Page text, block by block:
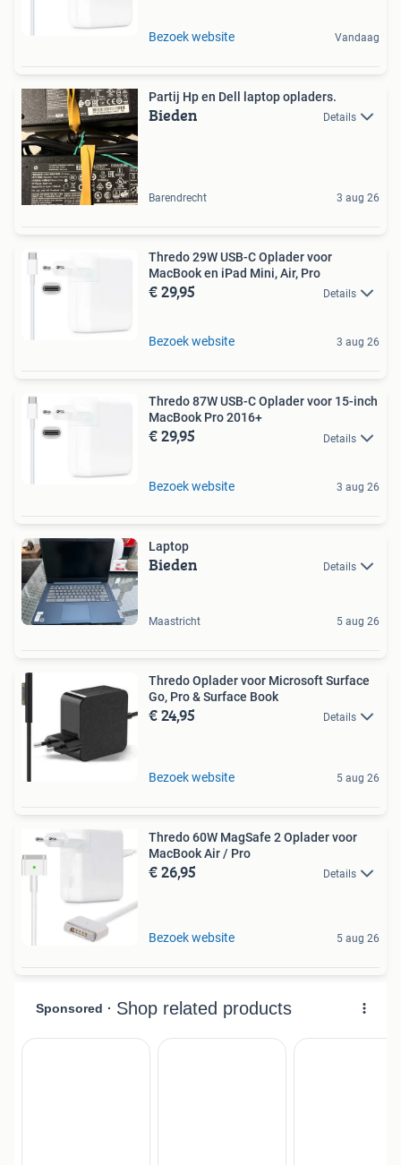
Bezoek website Vandaag
Partij Hp en Dell laptop opladers.
Bieden Details
Barendrecht 3 aug 26
Thredo 29W USB-C Oplader voor
MacBook en iPad Mini, Air, Pro
€ 29,95 Details
Bezoek website 3 aug 26
Thredo 87W USB-C Oplader voor 15-inch
MacBook Pro 2016+
€ 29,95 Details
Bezoek website 3 aug 26
Laptop
Bieden Details
Maastricht 5 aug 26
Thredo Oplader voor Microsoft Surface
Go, Pro & Surface Book
€ 24,95 Details
Bezoek website 5 aug 26
Thredo 60W MagSafe 2 Oplader voor
MacBook Air / Pro
€ 26,95 Details
Bezoek website 5 aug 26